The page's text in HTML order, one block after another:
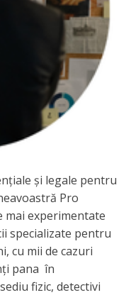
și legale pentru
Pro
mai experimentate
specializate pentru
cu mii de cazuri
pana în
fizic, detectivi